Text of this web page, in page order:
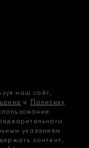
наш сайт,
и
Политику
указанием
контент,